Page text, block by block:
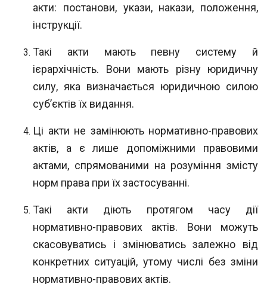
акти: постанови, укази, накази, положення,
інструкції.
Такі акти мають певну систему й
ієрархічність. Вони мають різну юридичну
силу, яка визначається юридичною силою
суб’єктів їх видання.
Ці акти не замінюють нормативно-правових
актів, а є лише допоміжними правовими
актами, спрямованими на розуміння змісту
норм права при їх застосуванні.
Такі акти діють протягом часу дії
нормативно-правових актів. Вони можуть
скасовуватись і змінюватись залежно від
конкретних ситуацій, утому числі без зміни
нормативно-правових актів.